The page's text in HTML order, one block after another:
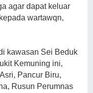
agar dapat keluar
wartawqn,
kawasan Sei Beduk
Kemuning ini,
Pancur Biru,
Rusun Perumnas